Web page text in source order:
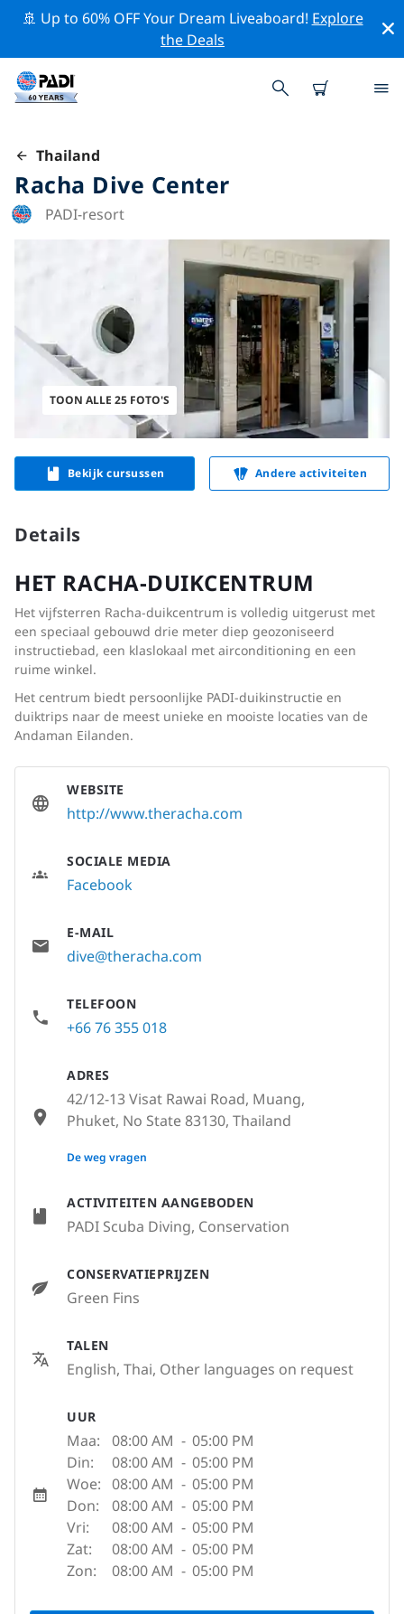
🚢 Up to 60% OFF Your Dream Liveaboard! Explore
the Deals
Thailand
Racha Dive Center
PADI-resort
TOON ALLE 25 FOTO'S
Bekijk cursussen Andere activiteiten
Details
HET RACHA-DUIKCENTRUM
Het vijfsterren Racha-duikcentrum is volledig uitgerust met
een speciaal gebouwd drie meter diep geozoniseerd
instructiebad, een klaslokaal met airconditioning en een
ruime winkel.
Het centrum biedt persoonlijke PADI-duikinstructie en
duiktrips naar de meest unieke en mooiste locaties van de
Andaman Eilanden.
ACTIVITEITEN AANGEBODEN
PADI Scuba Diving, Conservation
CONSERVATIEPRIJZEN
Green Fins
TALEN
English, Thai, Other languages on request
UUR
Maa: 08:00 AM - 05:00 PM
Din:
08:00 AM - 05:00 PM
Woe: 08:00 AM - 05:00 PM
Don:
08:00 AM - 05:00 PM
Vri:
08:00 AM - 05:00 PM
Zat:
08:00 AM - 05:00 PM
Zon:
08:00 AM - 05:00 PM
WEBSITE
http://www.theracha.com
SOCIALE MEDIA
Facebook
E-MAIL
dive@theracha.com
TELEFOON
+66 76 355 018
ADRES
42/12-13 Visat Rawai Road, Muang,
Phuket, No State 83130, Thailand
None
De weg vragen